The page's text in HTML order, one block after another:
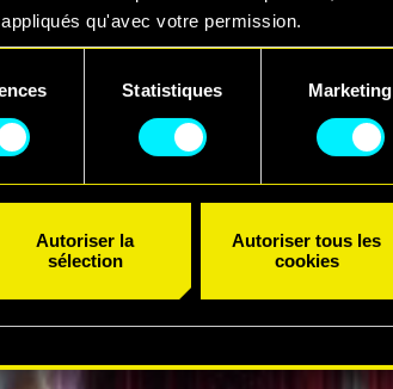
qu'avec votre permission.
détails sur notre utilisation des cookies et
le menu "Paramètres" ci-dessous.
Statistiques Marketing
Autoriser la
sélection
Autoriser tous les
cookies